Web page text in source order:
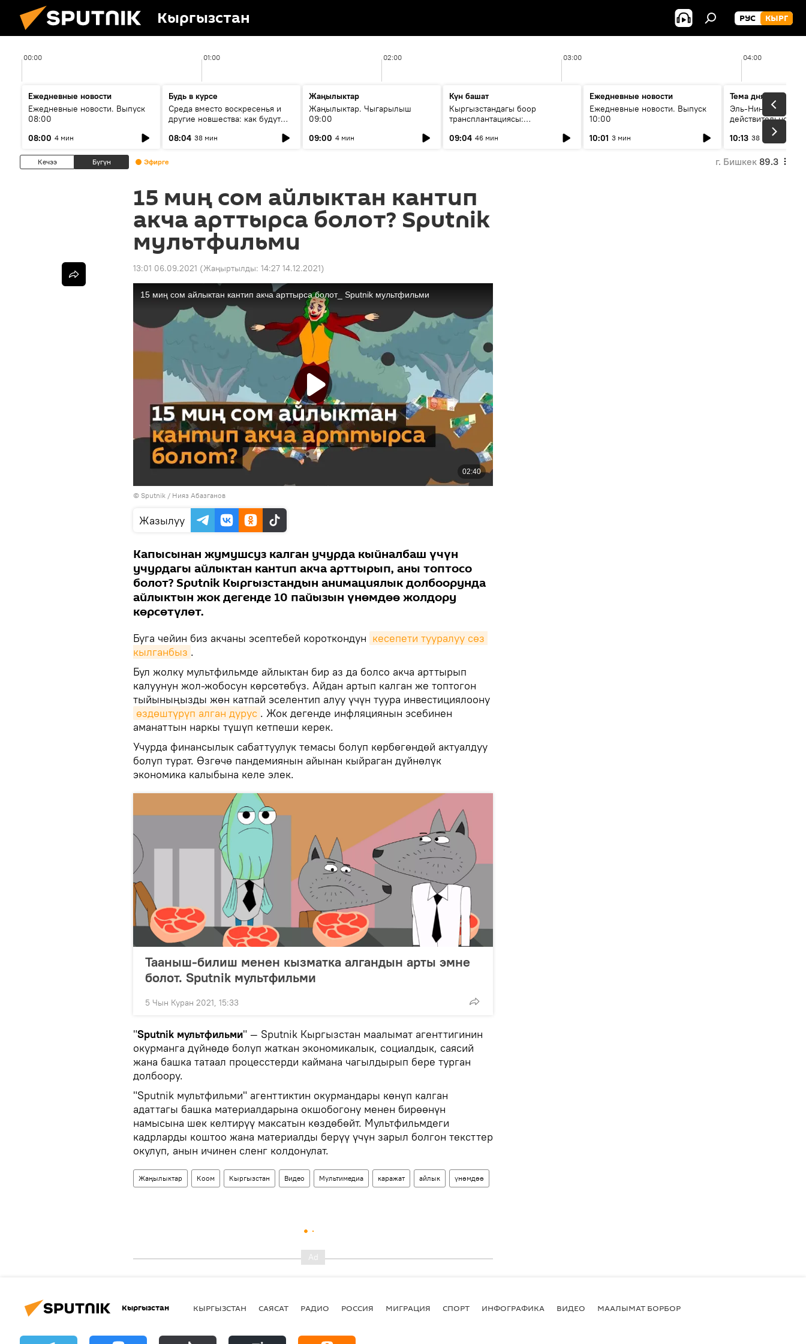
Кыргызстан РУС КЫРГ
00:00 01:00 02:00 03:00 04:00
Ежедневные новости
Ежедневные новости. Выпуск
08:00
08:00 4 мин
Будь в курсе
Среда вместо воскресенья и
другие новшества: как будут
08:04 38 мин
Жаңылыктар
Жаңылыктар. Чыгарылыш
09:00
09:00 4 мин
Күн башат
Кыргызстандагы боор
трансплантациясы:
келечеги
09:04 46 мин
Ежедневные новости
Ежедневные новости. Выпуск
10:00
10:01 3 мин
Тема дня
Эль-Ниньо, жара и
действительно
погоду в
10:13 38 мин
Кечээ Бүгүн Эфирге г. Бишкек 89.3
15 миң сом айлыктан кантип
акча арттырса болот? Sputnik
мультфильми
13:01 06.09.2021 (Жаңыртылды: 14:27 14.12.2021)
© Sputnik / Нияз Абазганов
Жазылуу
Капысынан жумушсуз калган учурда кыйналбаш үчүн
учурдагы айлыктан кантип акча арттырып, аны топтосо
болот? Sputnik Кыргызстандын анимациялык долбоорунда
айлыктын жок дегенде 10 пайызын үнөмдөө жолдору
көрсөтүлөт.
Буга чейин биз акчаны эсептебей короткондун кесепети тууралуу сөз
кылганбыз .
Бул жолку мультфильмде айлыктан бир аз да болсо акча арттырып
калуунун жол-жобосун көрсөтөбүз. Айдан артып калган же топтогон
тыйыныңызды жөн катпай эселентип алуу үчүн туура инвестициялоону
өздөштүрүп алган дурус . Жок дегенде инфляциянын эсебинен
аманаттын наркы түшүп кетпеши керек.
Учурда финансылык сабаттуулук темасы болуп көрбөгөндөй актуалдуу
болуп турат. Өзгөчө пандемиянын айынан кыйраган дүйнөлүк
экономика калыбына келе элек.
Тааныш-билиш менен кызматка алгандын арты эмне
болот. Sputnik мультфильми
5 Чын Куран 2021, 15:33
"Sputnik мультфильми" — Sputnik Кыргызстан маалымат агенттигинин
окурманга дүйнөдө болуп жаткан экономикалык, социалдык, саясий
жана башка татаал процесстерди каймана чагылдырып бере турган
долбоору.
"Sputnik мультфильми" агенттиктин окурмандары көнүп калган
адаттагы башка материалдарына окшобогону менен бирөөнүн
намысына шек келтирүү максатын көздөбөйт. Мультфильмдеги
кадрларды коштоо жана материалды берүү үчүн зарыл болгон тексттер
окулуп, анын ичинен сленг колдонулат.
Жаңылыктар Коом Кыргызстан Видео Мультимедиа каражат айлык үнөмдөө
Кыргызстан КЫРГЫЗСТАН САЯСАТ РАДИО РОССИЯ МИГРАЦИЯ СПОРТ ИНФОГРАФИКА ВИДЕО МААЛЫМАТ БОРБОР